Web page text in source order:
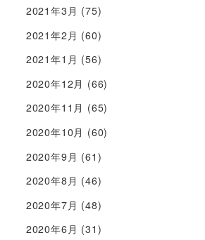
2021年3月 (75)
2021年2月 (60)
2021年1月 (56)
2020年12月 (66)
2020年11月 (65)
2020年10月 (60)
2020年9月 (61)
2020年8月 (46)
2020年7月 (48)
2020年6月 (31)